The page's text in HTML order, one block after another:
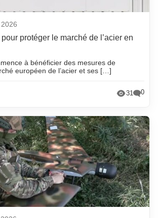
protéger le marché de l’acier en
à bénéficier des mesures de
européen de l’acier et ses […]
31 0